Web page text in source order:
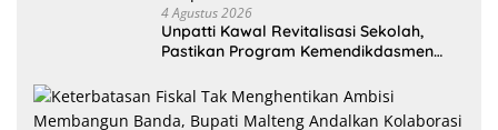
4 Agustus 2026
Unpatti Kawal Revitalisasi Sekolah,
Pastikan Program Kemendikdasmen